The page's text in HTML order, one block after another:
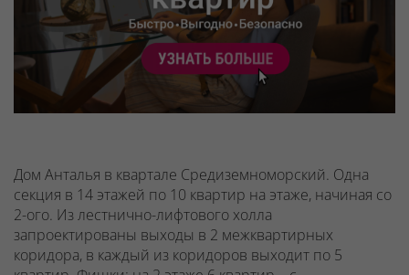
Дом Анталья в квартале Средиземноморский. Одна
секция в 14 этажей по 10 квартир на этаже, начиная со
2-ого. Из лестнично-лифтового холла
запроектированы выходы в 2 межквартирных
коридора, в каждый из коридоров выходит по 5